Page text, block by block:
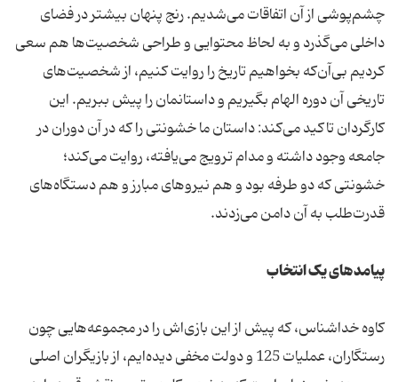
چشم‌پوشی از آن اتفاقات می‌شدیم. رنج پنهان بیشتر در فضای
داخلی می‌گذرد و به لحاظ محتوایی و طراحی شخصیت‌ها هم سعی
کردیم بی‌آن‌که بخواهیم تاریخ را روایت کنیم، از شخصیت‌های
تاریخی آن دوره الهام بگیریم و داستانمان را پیش ببریم. این
کارگردان تاکید می‌کند: داستان ما خشونتی را که در آن دوران در
جامعه وجود داشته و مدام ترویج می‌یافته، روایت می‌کند؛
خشونتی که دو طرفه بود و هم نیروهای مبارز و هم دستگاه‌های
قدرت‌طلب به آن دامن می‌زدند.
پیامدهای یک انتخاب
کاوه خداشناس، که پیش از این بازی‌اش را در مجموعه‌هایی چون
رستگاران، عملیات 125 و دولت مخفی دیده‌ایم، از بازیگران اصلی